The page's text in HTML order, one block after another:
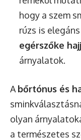
hogy a szem
rúzs is
egérszőke
árnyalatok.
A bőrtónus és
olyan
a természetes